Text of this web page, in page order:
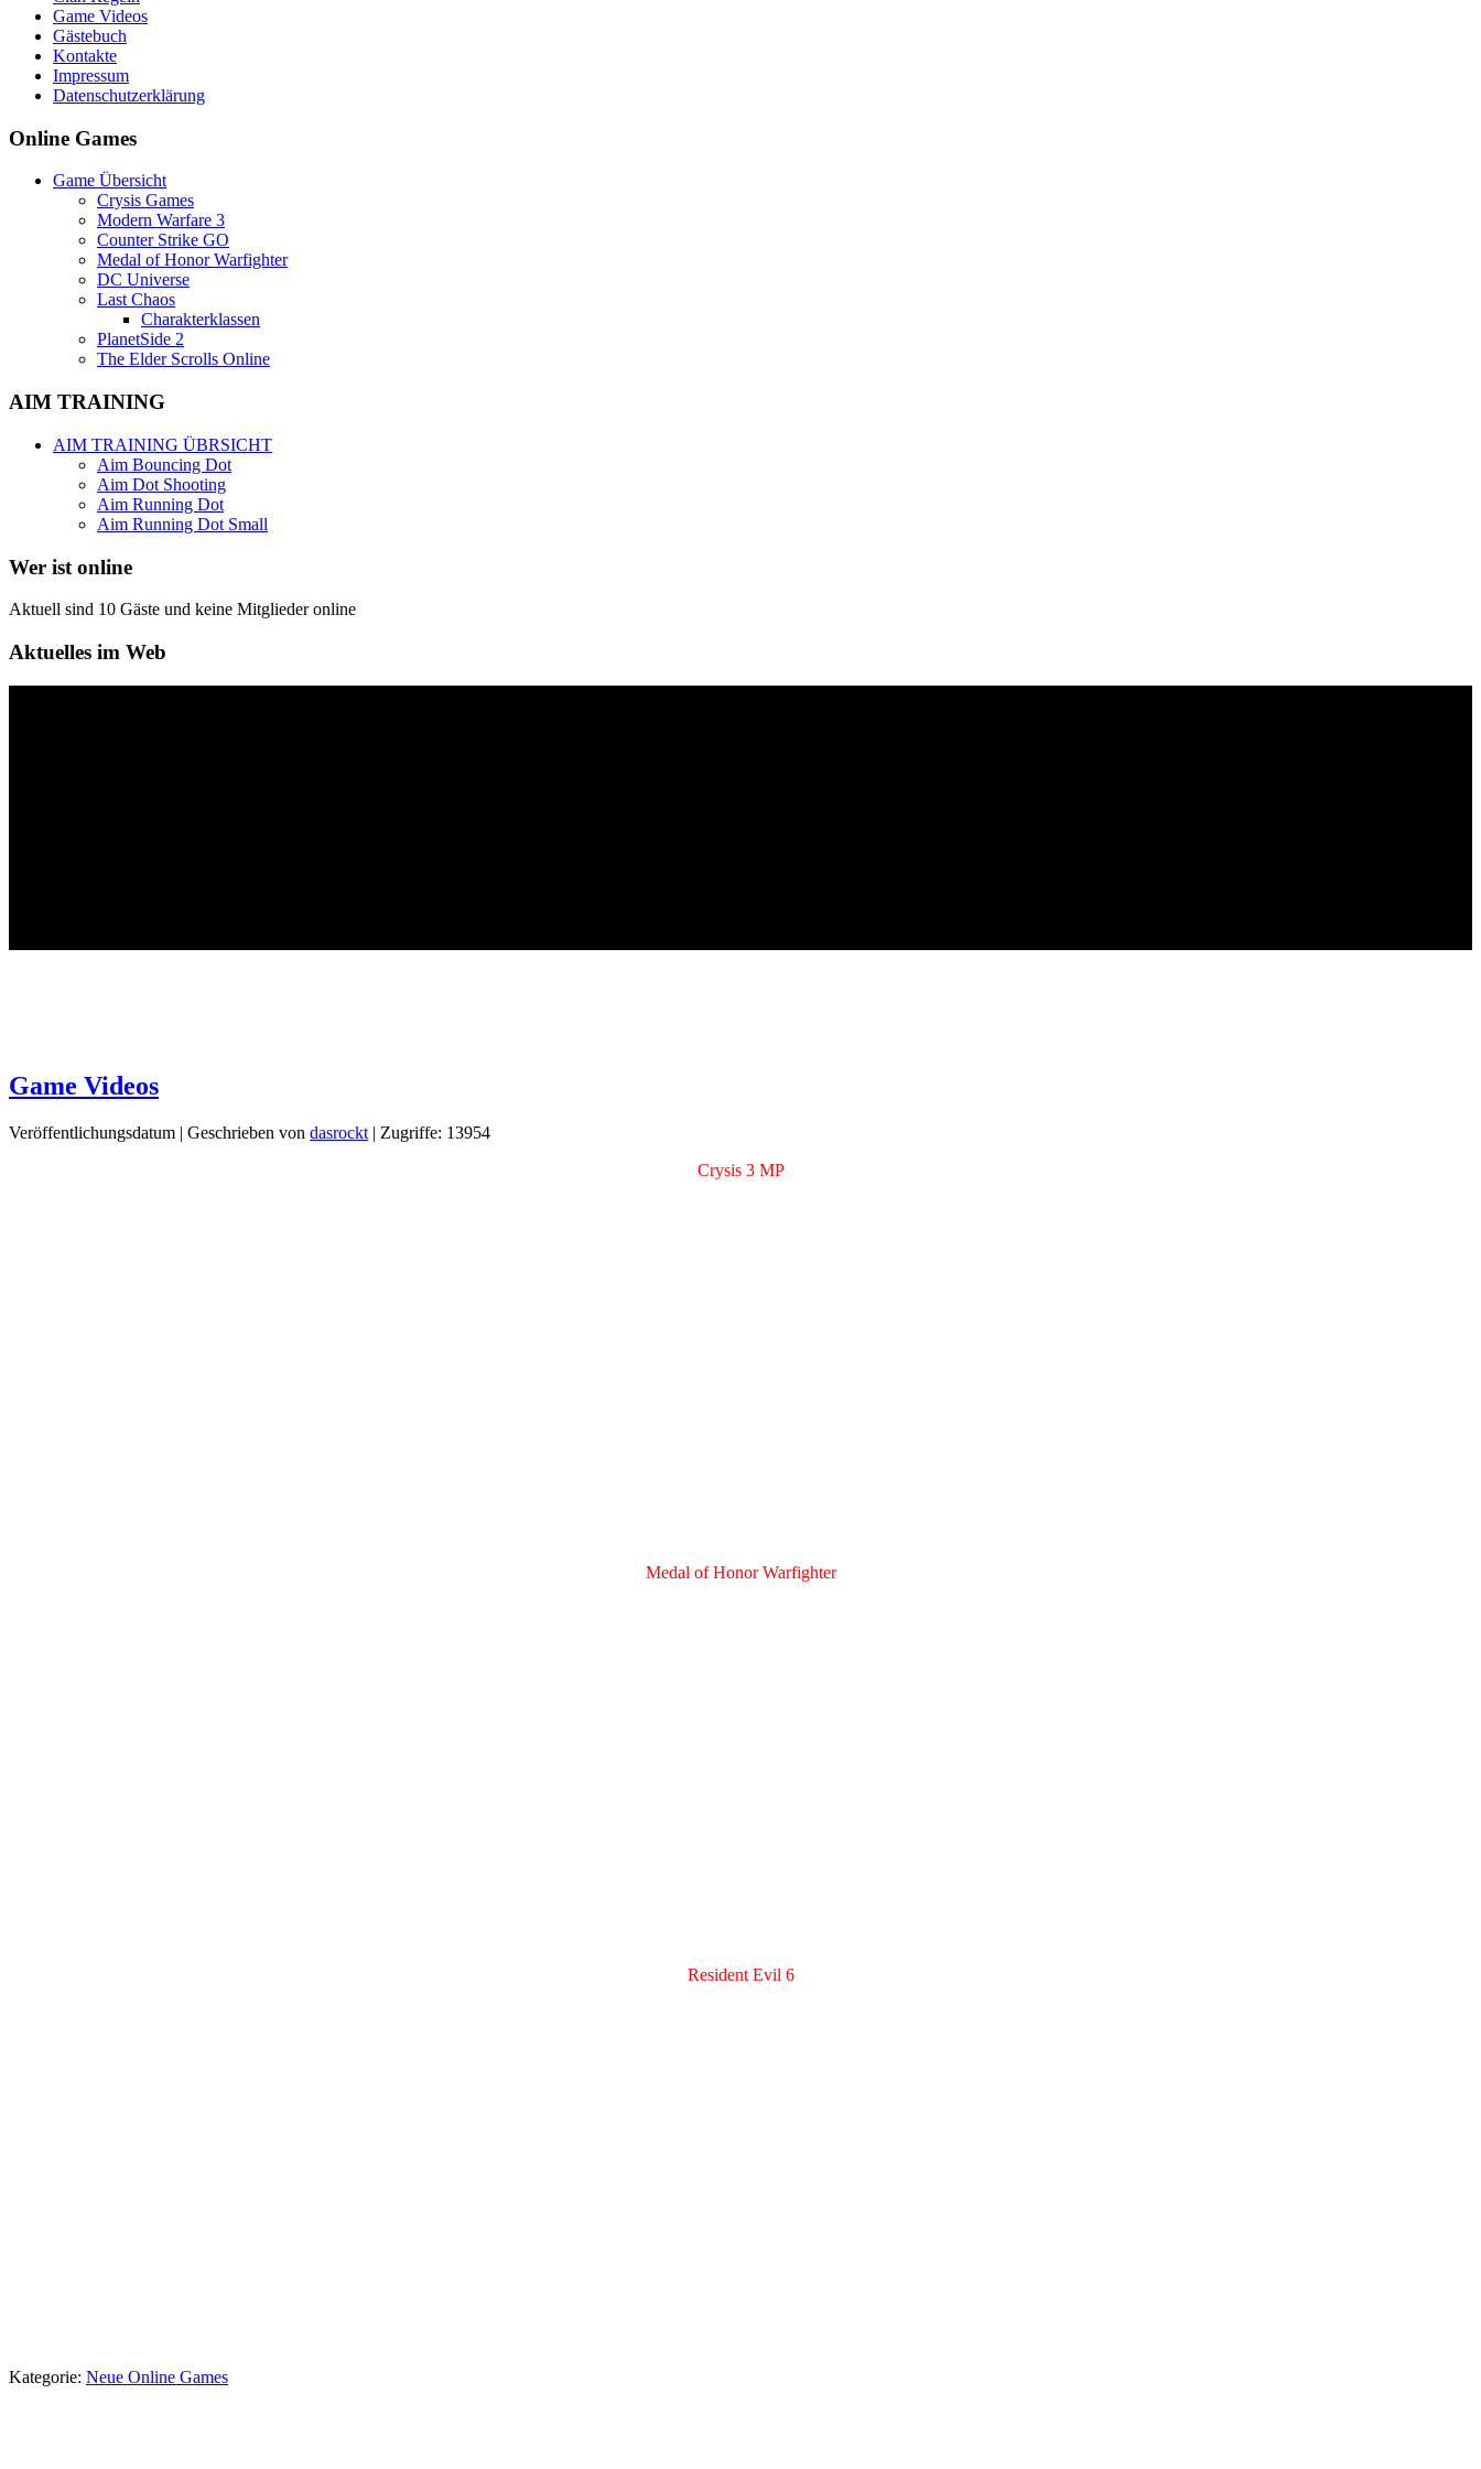
Game Videos
Gästebuch
Kontakte
Impressum
Datenschutzerklärung
Online Games
Game Übersicht
Crysis Games
Modern Warfare 3
Counter Strike GO
Medal of Honor Warfighter
DC Universe
Last Chaos
Charakterklassen
PlanetSide 2
The Elder Scrolls Online
AIM TRAINING
AIM TRAINING ÜBRSICHT
Aim Bouncing Dot
Aim Dot Shooting
Aim Running Dot
Aim Running Dot Small
Wer ist online
Aktuell sind 10 Gäste und keine Mitglieder online
Aktuelles im Web
Game Videos
Veröffentlichungsdatum | Geschrieben von dasrockt | Zugriffe: 13954
Crysis 3 MP
Medal of Honor Warfighter
Resident Evil 6
Kategorie: Neue Online Games